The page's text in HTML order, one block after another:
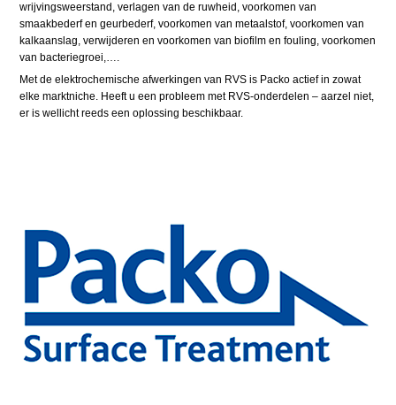
wrijvingsweerstand, verlagen van de ruwheid, voorkomen van
smaakbederf en geurbederf, voorkomen van metaalstof, voorkomen van
kalkaanslag, verwijderen en voorkomen van biofilm en fouling, voorkomen
van bacteriegroei,….
Met de elektrochemische afwerkingen van RVS is Packo actief in zowat
elke marktniche. Heeft u een probleem met RVS-onderdelen – aarzel niet,
er is wellicht reeds een oplossing beschikbaar.